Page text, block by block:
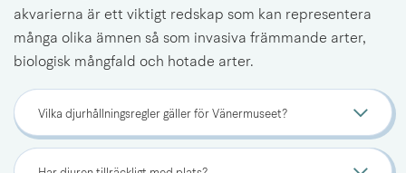
akvarierna är ett viktigt redskap som kan representera
många olika ämnen så som invasiva främmande arter,
biologisk mångfald och hotade arter.
Vilka djurhållningsregler gäller för Vänermuseet?